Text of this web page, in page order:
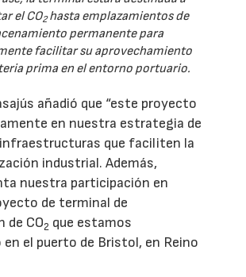
el CO2hasta emplazamientos de
permanente para
facilitar su aprovechamiento
prima en el entorno portuario.
añadió que “este proyecto
en nuestra estrategia de
que faciliten la
industrial. Además,
nuestra participación en
de terminal de
de CO2 que estamos
en el puerto de Bristol, en Reino